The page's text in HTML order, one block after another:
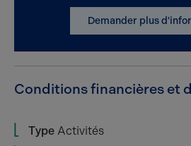
Demander plus
Conditions financières et
Type Activités